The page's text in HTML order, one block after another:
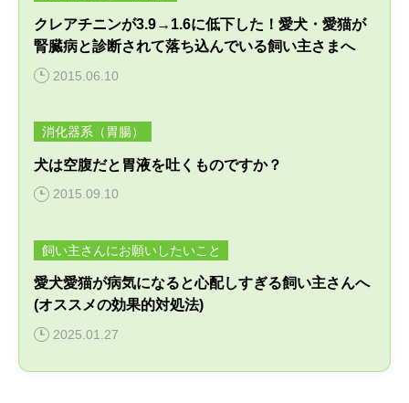
クレアチニンが3.9→1.6に低下した！愛犬・愛猫が
腎臓病と診断されて落ち込んでいる飼い主さまへ
2015.06.10
消化器系（胃腸）
犬は空腹だと胃液を吐くものですか？
2015.09.10
飼い主さんにお願いしたいこと
愛犬愛猫が病気になると心配しすぎる飼い主さんへ
(オススメの効果的対処法)
2025.01.27